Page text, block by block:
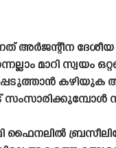
അർജന്റീന
മാറി
കഴിയുക
ഫൈനലിൽ